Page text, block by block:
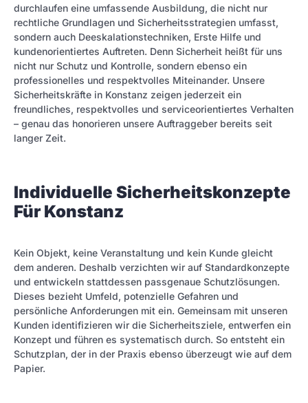
durchlaufen eine umfassende Ausbildung, die nicht nur
rechtliche Grundlagen und Sicherheitsstrategien umfasst,
sondern auch Deeskalationstechniken, Erste Hilfe und
kundenorientiertes Auftreten. Denn Sicherheit heißt für uns
nicht nur Schutz und Kontrolle, sondern ebenso ein
professionelles und respektvolles Miteinander. Unsere
Sicherheitskräfte in Konstanz zeigen jederzeit ein
freundliches, respektvolles und serviceorientiertes Verhalten
– genau das honorieren unsere Auftraggeber bereits seit
langer Zeit.
Individuelle Sicherheitskonzepte
Für Konstanz
Kein Objekt, keine Veranstaltung und kein Kunde gleicht
dem anderen. Deshalb verzichten wir auf Standardkonzepte
und entwickeln stattdessen passgenaue Schutzlösungen.
Dieses bezieht Umfeld, potenzielle Gefahren und
persönliche Anforderungen mit ein. Gemeinsam mit unseren
Kunden identifizieren wir die Sicherheitsziele, entwerfen ein
Konzept und führen es systematisch durch. So entsteht ein
Schutzplan, der in der Praxis ebenso überzeugt wie auf dem
Papier.